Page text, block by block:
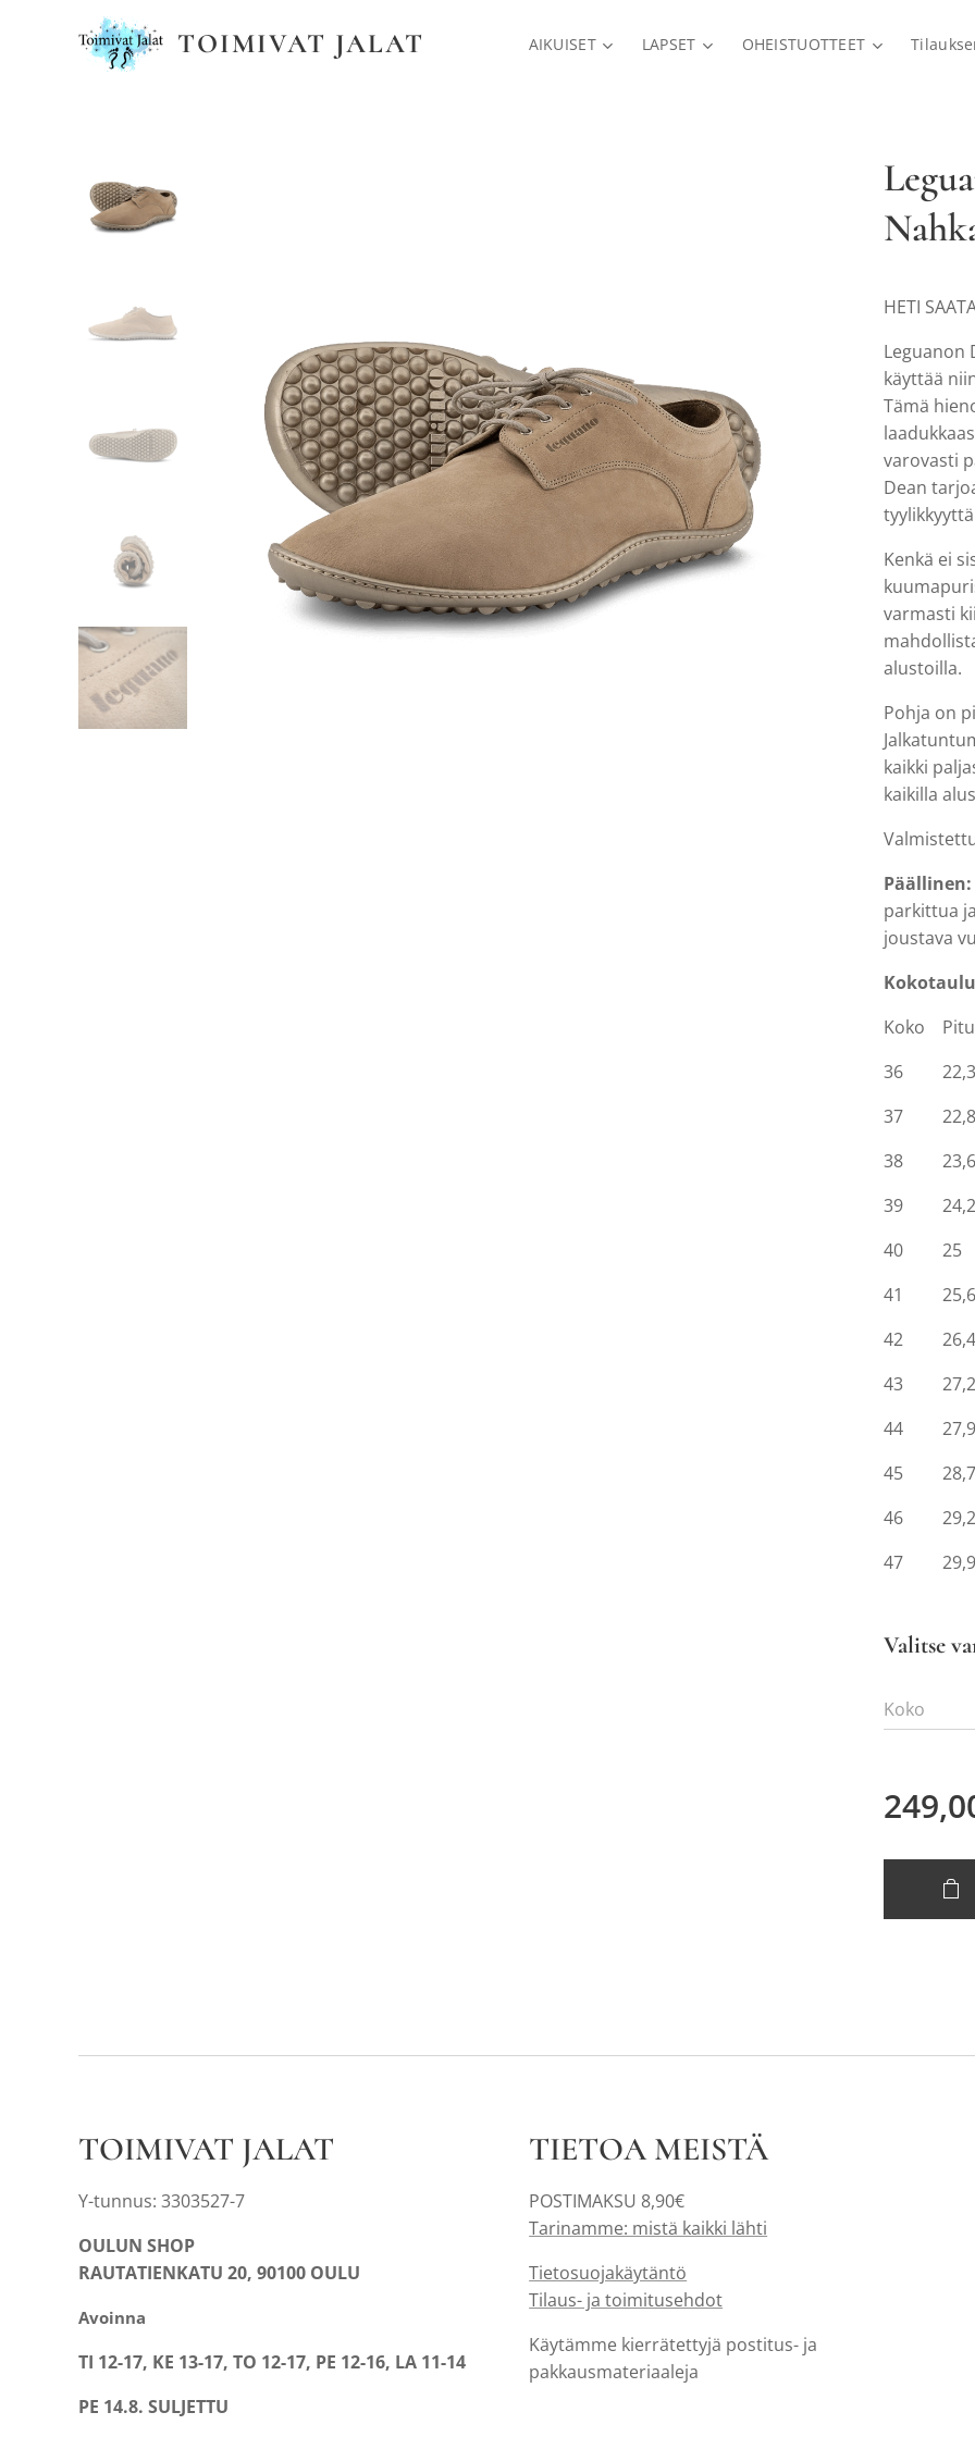
TOIMIVAT JALAT AIKUISET LAPSET OHEISTUOTTEET
HETI
Leguanon
käyttää
Tämä
varovasti
Dean
Kenkä ei
varmasti
alustoilla.
Pohja on
kaikki
kaikilla
Päällinen:
parkittua
joustava
Koko
36 22,3
37 22,8
38 23,6
39 24,2
40 25
41 25,6
42 26,4
43 27,2
44 27,9
45 28,7
46 29,2
47 29,9
Valitse
Koko
TOIMIVAT JALAT
Y-tunnus: 3303527-7
OULUN SHOP
RAUTATIENKATU 20, 90100 OULU
Avoinna
TI 12-17, KE 13-17, TO 12-17, PE 12-16, LA 11-14
PE 14.8. SULJETTU
TIETOA MEISTÄ
POSTIMAKSU 8,90€
Tarinamme: mistä kaikki lähti
Tietosuojakäytäntö
Tilaus- ja toimitusehdot
Käytämme kierrätettyjä postitus- ja
pakkausmateriaaleja